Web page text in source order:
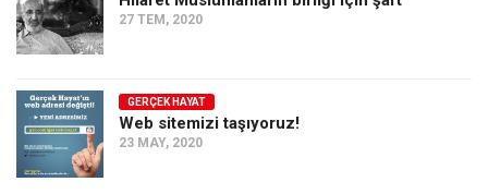
Ekonomi
Spor
Sağlık
Gıda-Beslenme
27 TEM, 2020
GERÇEK HAYAT
Web sitemizi taşıyoruz!
23 MAY, 2020